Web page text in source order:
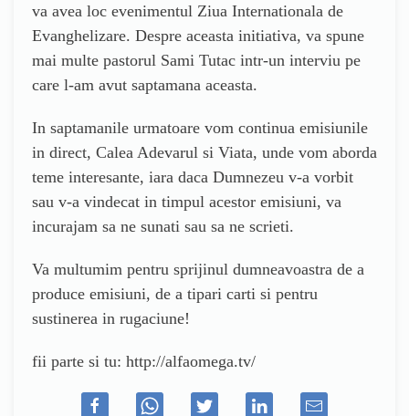
va avea loc evenimentul Ziua Internationala de
Evanghelizare. Despre aceasta initiativa, va spune
mai multe pastorul Sami Tutac intr-un interviu pe
care l-am avut saptamana aceasta.
In saptamanile urmatoare vom continua emisiunile
in direct, Calea Adevarul si Viata, unde vom aborda
teme interesante, iara daca Dumnezeu v-a vorbit
sau v-a vindecat in timpul acestor emisiuni, va
incurajam sa ne sunati sau sa ne scrieti.
Va multumim pentru sprijinul dumneavoastra de a
produce emisiuni, de a tipari carti si pentru
sustinerea in rugaciune!
fii parte si tu: http://alfaomega.tv/